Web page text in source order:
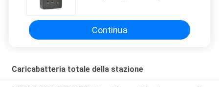
Continua
Caricabatteria totale della stazione